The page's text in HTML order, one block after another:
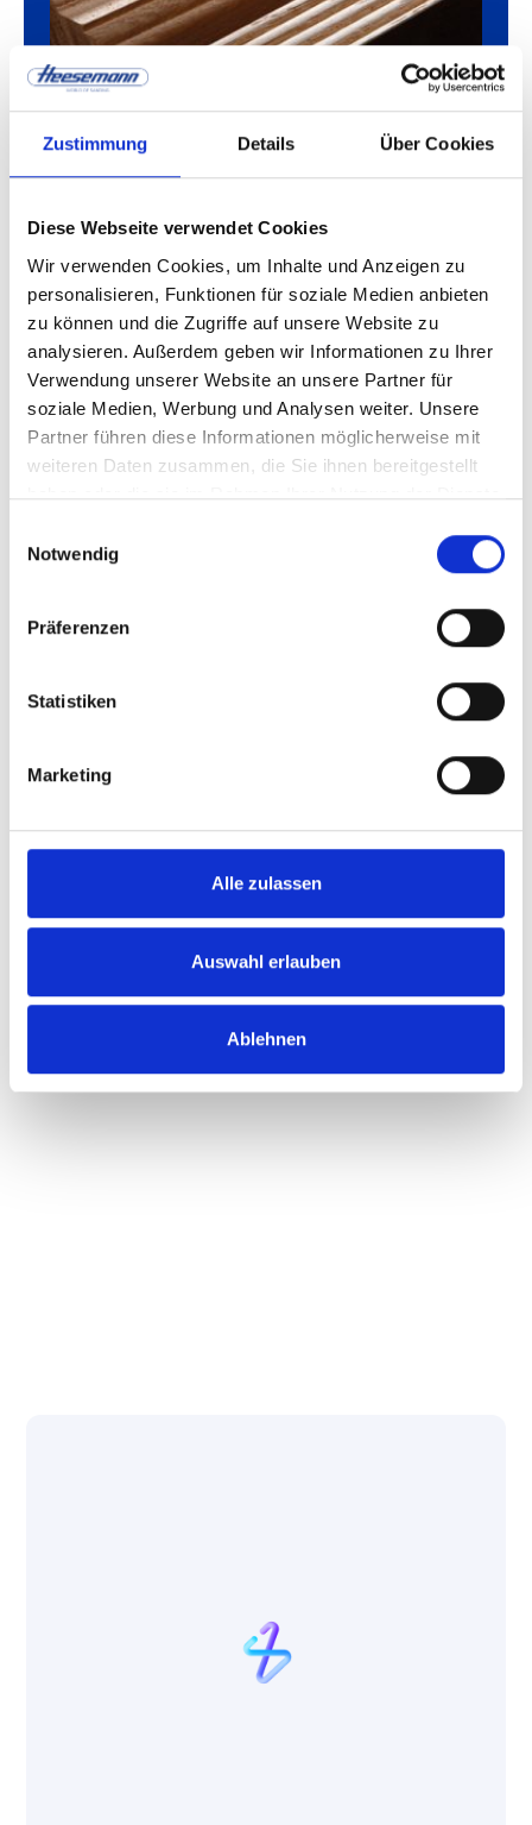
Zustimmung Details Über Cookies
Diese Webseite verwendet Cookies
Wir verwenden Cookies, um Inhalte und Anzeigen zu
personalisieren, Funktionen für soziale Medien anbieten
zu können und die Zugriffe auf unsere Website zu
analysieren. Außerdem geben wir Informationen zu Ihrer
Verwendung unserer Website an unsere Partner für
soziale Medien, Werbung und Analysen weiter. Unsere
Partner führen diese Informationen möglicherweise mit
weiteren Daten zusammen, die Sie ihnen bereitgestellt
haben oder die sie im Rahmen Ihrer Nutzung der Dienste
Notwendig
Präferenzen
Statistiken
Marketing
Alle zulassen
Auswahl erlauben
Ablehnen
Lorem ipsum dolor sit amet, consectetur
adipiscing elit, sed do eiusmod tempor
incididunt ut labore et dolore magna aliqua.